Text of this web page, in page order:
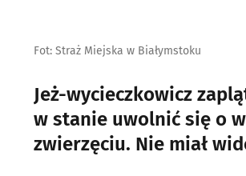
Fot: Straż Miejska w Białymstoku
Jeż-wycieczkowicz
w stanie uwolnić się o
zwierzęciu. Nie miał